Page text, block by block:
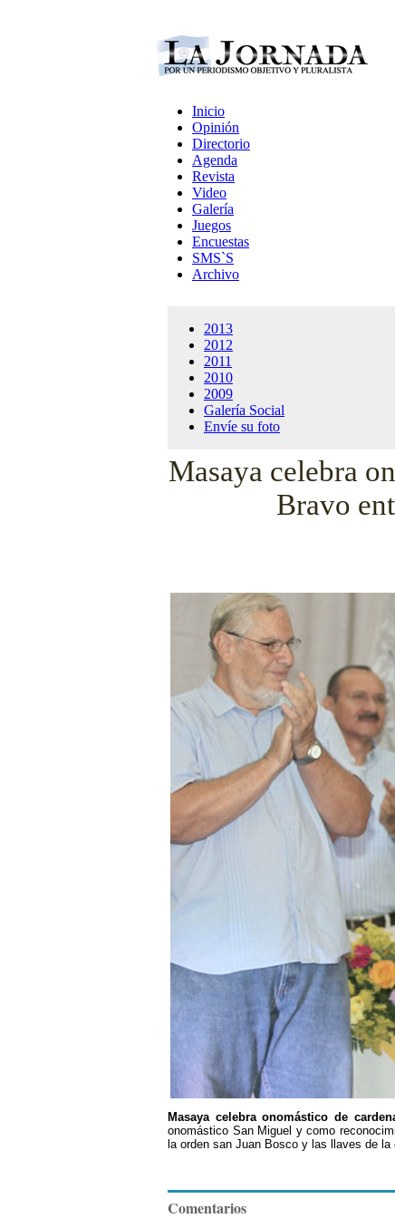
Inicio
Opinión
Directorio
Agenda
Revista
Video
Galería
Juegos
Encuestas
SMS`S
Archivo
2013
2012
2011
2010
2009
Galería Social
Envíe su foto
Masaya celebra
Bravo
Masaya celebra onomástico de
onomástico San Miguel y como
la orden san Juan Bosco y las llaves de
Comentarios